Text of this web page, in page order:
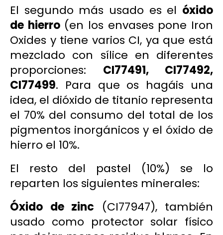
El segundo más usado es el óxido
de hierro(en los envases pone Iron
Oxides y tiene varios CI, ya que está
mezclado con sílice en diferentes
proporciones: CI77491, CI77492,
CI77499. Para que os hagáis una
idea, el dióxido de titanio representa
el 70% del consumo del total de los
pigmentos inorgánicos y el óxido de
hierro el 10%.
El resto del pastel (10%) se lo
reparten los siguientes minerales:
Óxido de zinc (CI77947), también
usado como protector solar físico